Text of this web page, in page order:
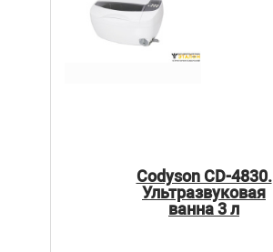
Codyson CD-4830.
Ультразвуковая
ванна 3 л